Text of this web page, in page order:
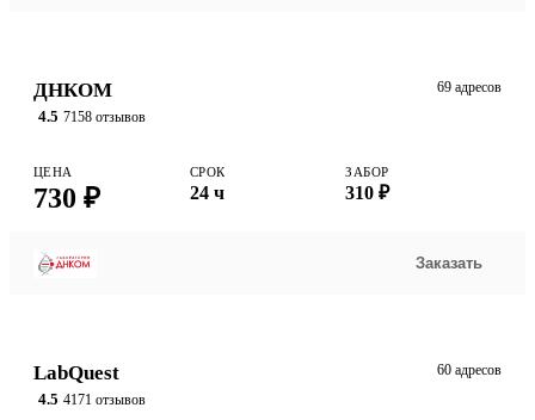
ДНКОМ
4.5 7158 отзывов
69 адресов
ЦЕНА
730 ₽
СРОК
24 ч
ЗАБОР
310 ₽
Заказать
LabQuest
4.5 4171 отзывов
60 адресов